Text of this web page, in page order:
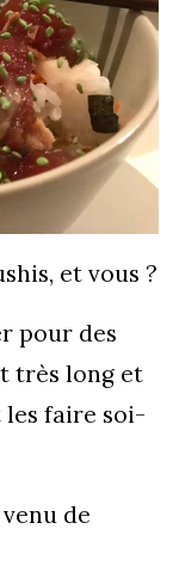
et vous ?
pour des
très long et
faire soi-
de